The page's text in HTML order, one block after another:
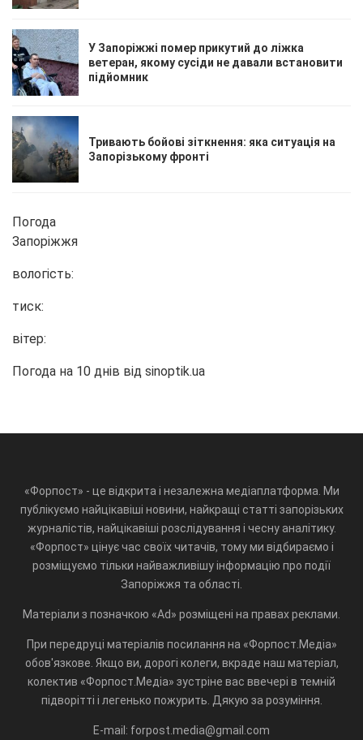
У Запоріжжі помер прикутий до ліжка
ветеран, якому сусіди не давали встановити
підйомник
Тривають бойові зіткнення: яка ситуація на
Запорізькому фронті
Погода
Запоріжжя
вологість:
тиск:
вітер:
Погода на 10 днів від sinoptik.ua
«Форпост» - це відкрита і незалежна медіаплатформа. Ми
публікуємо найцікавіші новини, найкращі статті запорізьких
журналістів, найцікавіші розслідування і чесну аналітику.
«Форпост» цінує час своїх читачів, тому ми відбираємо і
розміщуємо тільки найважливішу інформацію про події
Запоріжжя та області.
Матеріали з позначкою «Ad» розміщені на правах реклами.
При передруці матеріалів посилання на «Форпост.Медіа»
обов'язкове. Якщо ви, дорогі колеги, вкраде наш матеріал,
колектив «Форпост.Медіа» зустріне вас ввечері в темній
підворітті і легенько пожурить. Дякую за розуміння.
E-mail: forpost.media@gmail.com